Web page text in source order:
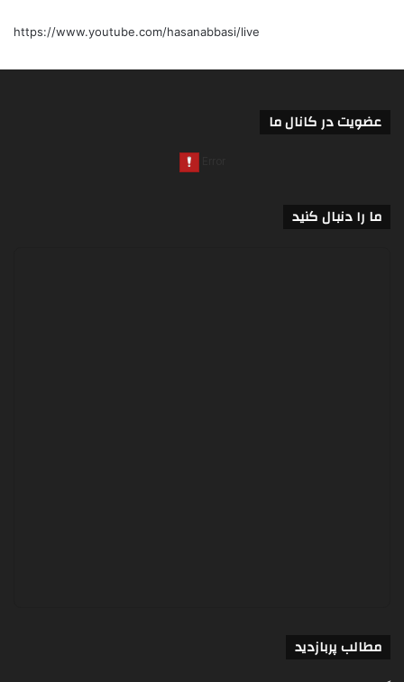
https://www.youtube.com/hasanabbasi/live
عضویت در کانال ما
ما را دنبال کنید
مطالب پربازدید